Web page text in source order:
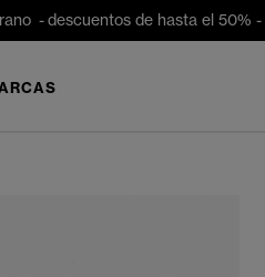
- descuentos de hasta el 50% -